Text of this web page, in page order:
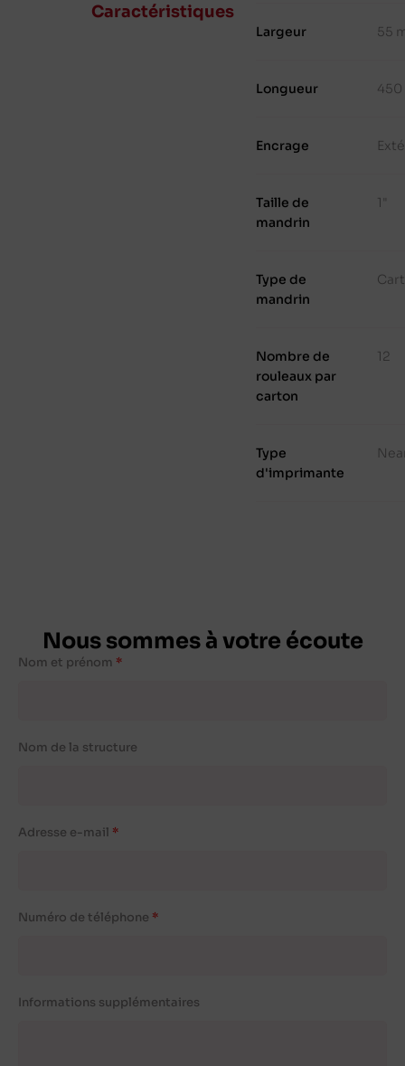
Caractéristiques
Largeur 55
Longueur 450
Encrage
Taille de
mandrin
1"
Type de
mandrin
Nombre de
rouleaux par
carton
12
Type
d'imprimante
Nous sommes à votre écoute
Nom et prénom
Nom de la structure
Adresse e-mail
Numéro de téléphone
Informations supplémentaires